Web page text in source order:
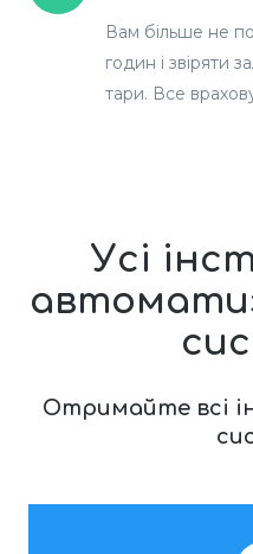
Вам більше не
годин і звіряти
тари. Все
Усі
Отримайте всі